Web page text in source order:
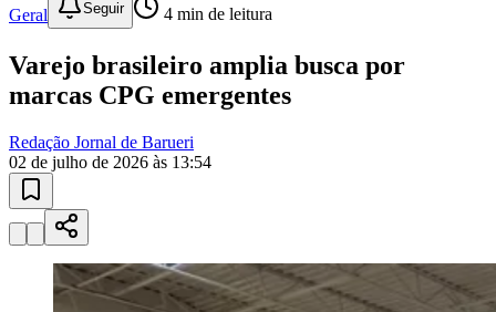
Sport
10 anos de JBnovo portalconfira as novidades
Esportes ao Vivo
atualizadas
Paulistão, Brasileirão, Champions League e mais. Placar em tempo
real, classificação e notícias esportivas.